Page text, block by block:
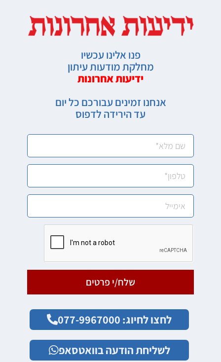
פנו אלינו עכשיו
מחלקת מודעות עיתון
ידיעות אחרונות
אנחנו זמינים עבורכם כל יום
עד הירידה לדפוס
שלח/י פרטים
לחצו לחיוג: 077-9967000
לשליחת הודעה בוואטסאפ